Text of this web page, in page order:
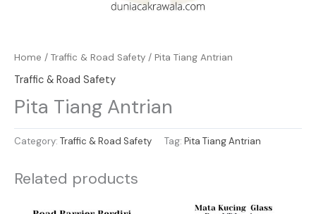
Home / Traffic & Road Safety / Pita Tiang Antrian
Traffic & Road Safety
Pita Tiang Antrian
Category: Traffic & Road Safety Tag: Pita Tiang Antrian
Related products